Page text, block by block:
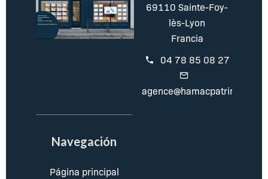
69110 Sainte-Foy-
lès-Lyon
Francia
04 78 85 08 27
Navegación
Página principal